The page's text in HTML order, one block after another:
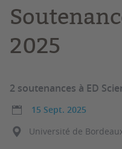
2025
2 soutenances à ED
15 Sept. 2025
Université de